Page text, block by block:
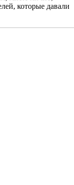
которые давали